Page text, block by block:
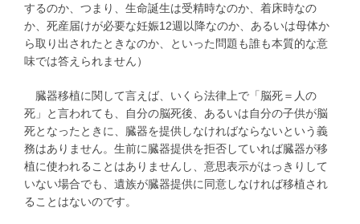
するのか、つまり、生命誕生は受精時なのか、着床時なの
か、死産届けが必要な妊娠12週以降なのか、あるいは母体か
ら取り出されたときなのか、といった問題も誰も本質的な意
味では答えられません）
臓器移植に関して言えば、いくら法律上で「脳死＝人の
死」と言われても、自分の脳死後、あるいは自分の子供が脳
死となったときに、臓器を提供しなければならないという義
務はありません。生前に臓器提供を拒否していれば臓器が移
植に使われることはありませんし、意思表示がはっきりして
いない場合でも、遺族が臓器提供に同意しなければ移植され
ることはないのです。